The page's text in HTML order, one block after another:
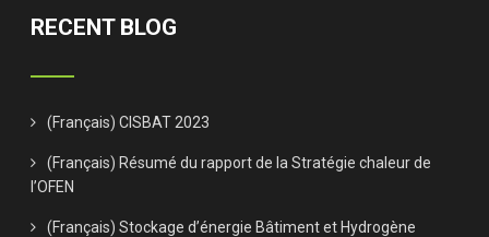
RECENT BLOG
(Français) CISBAT 2023
(Français) Résumé du rapport de la Stratégie chaleur de
l’OFEN
(Français) Stockage d’énergie Bâtiment et Hydrogène